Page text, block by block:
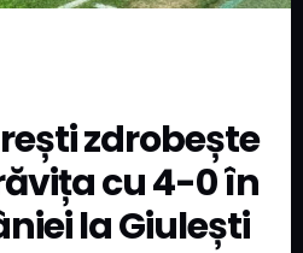
zdrobește
cu 4-0 în
la Giulești